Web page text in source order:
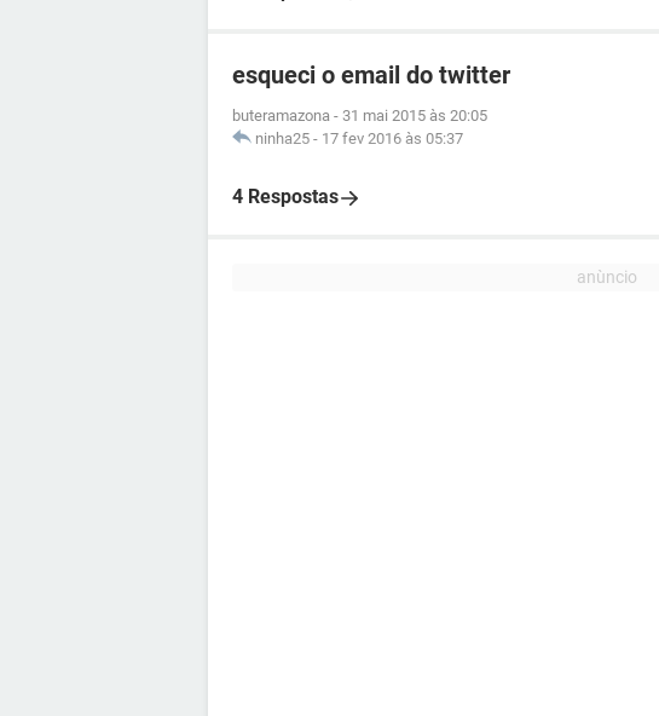
esqueci o email do twitter
buteramazona - 31 mai 2015 às 20:05
ninha25 - 17 fev 2016 às 05:37
4 Respostas